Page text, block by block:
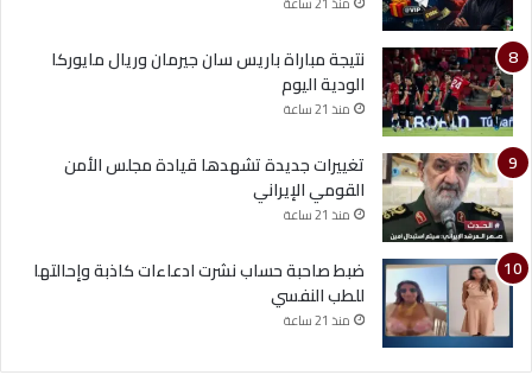
نتيجة مباراة باريس سان جيرمان وريال مايوركا
الودية اليوم
منذ 21 ساعة
تغييرات جديدة تشهدها قيادة مجلس الأمن
القومي الإيراني
منذ 21 ساعة
ضبط صاحبة حساب نشرت ادعاءات كاذبة وإحالتها
للطب النفسي
منذ 21 ساعة